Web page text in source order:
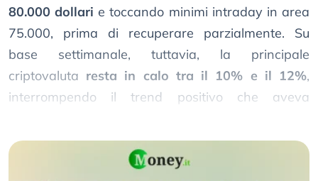
80.000 dollari e toccando minimi intraday in area
75.000, prima di recuperare parzialmente. Su
base settimanale, tuttavia, la principale
criptovaluta resta in calo tra il 10% e il 12%,
interrompendo il trend positivo che aveva